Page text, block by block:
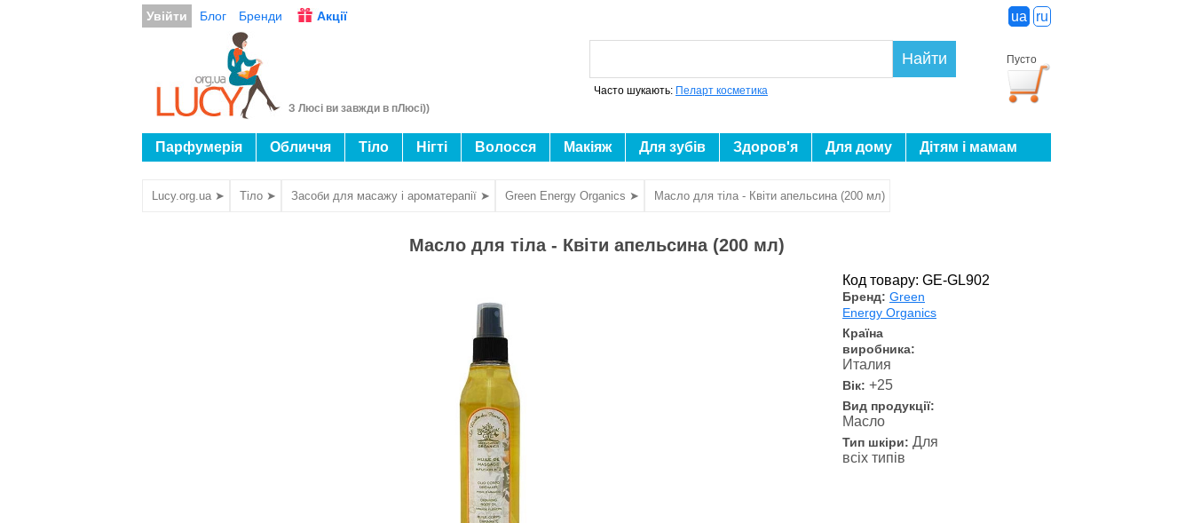
Увійти Блог Бренди Акції ua ru
З Люсі ви завжди в пЛюсі))
Пусто
Найти
Часто шукають: Пеларт косметика
Парфумерія Обличчя Тіло Нігті Волосся Макіяж Для зубів Здоров'я Для дому Дітям і мамам
Lucy.org.ua ➤ Тіло ➤ Засоби для масажу і ароматерапії ➤ Green Energy Organics ➤ Масло для тіла - Квіти апельсина (200 мл)
Масло для тіла - Квіти апельсина (200 мл)
Код товару: GE-GL902
Бренд: Green
Energy Organics
Країна
виробника:
Италия
Вік: +25
Вид продукції:
Масло
Тип шкіри: Для
всіх типів